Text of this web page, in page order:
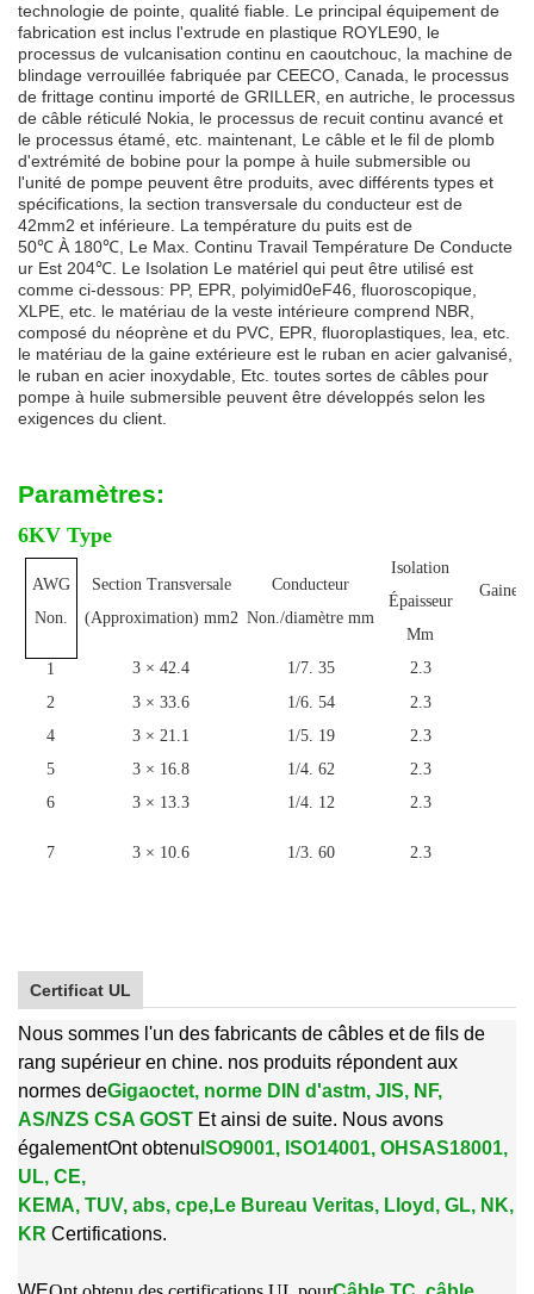
technologie de pointe, qualité fiable. Le principal équipement de
fabrication est inclus l'extrude en plastique ROYLE90, le
processus de vulcanisation continu en caoutchouc, la machine de
blindage verrouillée fabriquée par CEECO, Canada, le processus
de frittage continu importé de GRILLER, en autriche, le processus
de câble réticulé Nokia, le processus de recuit continu avancé et
le processus étamé, etc. maintenant, Le câble et le fil de plomb
d'extrémité de bobine pour la pompe à huile submersible ou
l'unité de pompe peuvent être produits, avec différents types et
spécifications, la section transversale du conducteur est de
42mm2 et inférieure. La température du puits est de
50℃ À 180℃ Le Max. Continu Travail Température De Conducte
ur Est 204℃ Le Isolation Le matériel qui peut être utilisé est
comme ci-dessous: PP, EPR, polyimid0eF46, fluoroscopique,
XLPE, etc. le matériau de la veste intérieure comprend NBR,
composé du néoprène et du PVC, EPR, fluoroplastiques, lea, etc.
le matériau de la gaine extérieure est le ruban en acier galvanisé,
le ruban en acier inoxydable, Etc. toutes sortes de câbles pour
pompe à huile submersible peuvent être développés selon les
exigences du client.
Paramètres:
6KV Type
AWG
Non.
Section Transversale
(Approximation) mm2
Conducteur
Non./diamètre mm
Isolation
Épaisseur
Mm
Gaine
1 3 × 42.4 1/7. 35 2.3
2
3 × 33.6 1/6. 54 2.3
4
3 × 21.1 1/5. 19 2.3
5
3 × 16.8 1/4. 62 2.3
6
3 × 13.3 1/4. 12 2.3
7 3 × 10.6 1/3. 60 2.3
Certificat UL
Nous sommes l'un des fabricants de câbles et de fils de
rang supérieur en chine. nos produits répondent aux
normes deGigaoctet, norme DIN d'astm, JIS, NF,
AS/NZS CSA GOST Et ainsi de suite. Nous avons
égalementOnt obtenu ISO9001, ISO14001, OHSAS18001,
UL, CE,
KEMA, TUV, abs, cpe,Le Bureau Veritas, Lloyd, GL, NK,
KR Certifications.